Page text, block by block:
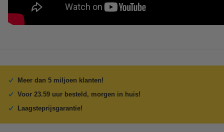
Meer dan 5 miljoen klanten!
Voor 23.59 uur besteld, morgen in huis!
Laagsteprijsgarantie!